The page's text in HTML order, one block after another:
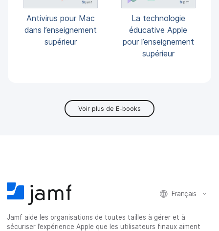
Antivirus pour Mac
dans l’enseignement
supérieur
La technologie
éducative Apple
pour l’enseignement
supérieur
Voir plus de E-books
Français
Jamf aide les organisations de toutes tailles à gérer et à
sécuriser l’expérience Apple que les utilisateurs finaux aiment